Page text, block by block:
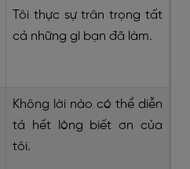
Tôi thực sự trân trọng tất
cả những gì bạn đã làm.
Không lời nào có thể diễn
tả hết lòng biết ơn của
tôi.